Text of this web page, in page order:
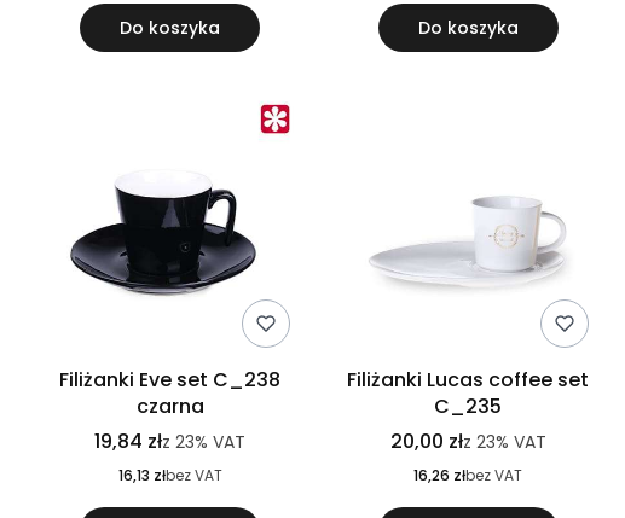
Do koszyka Do koszyka
Filiżanki Eve set C_238
czarna
19,84 złz23% VAT
16,13 złbez VAT
Filiżanki Lucas coffee set
C_235
20,00 złz 23% VAT
16,26 złbez VAT